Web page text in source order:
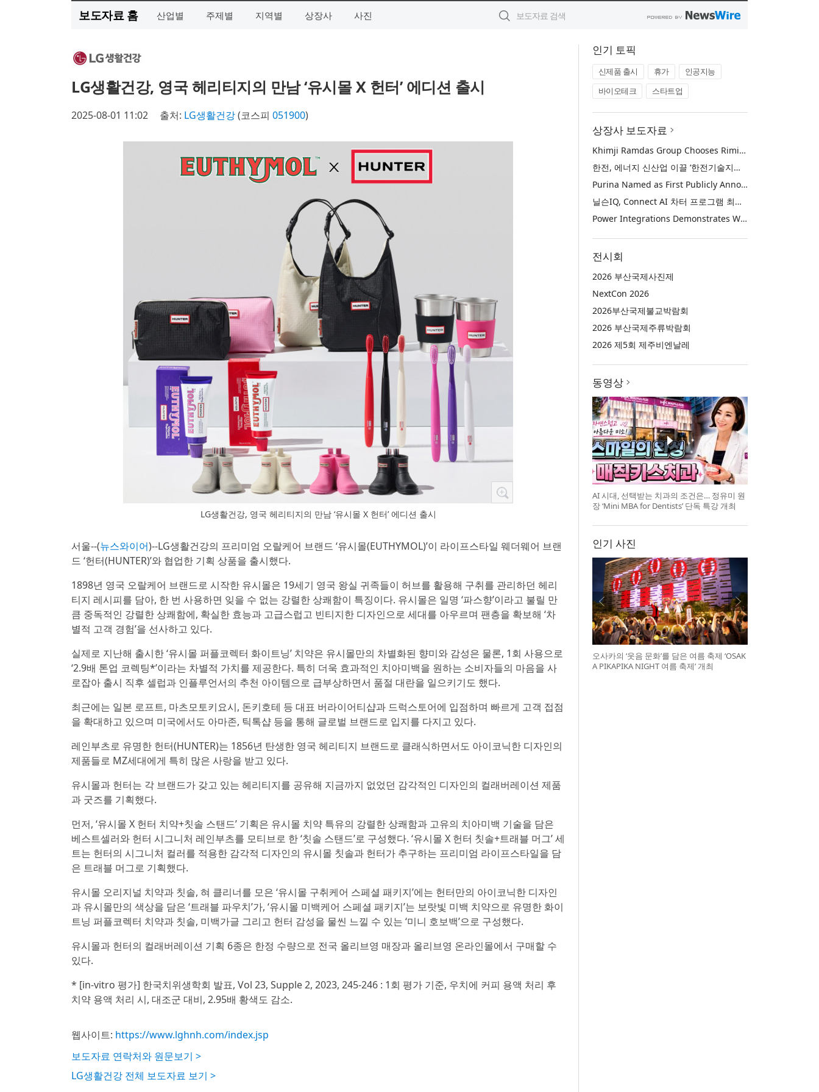
보도자료 홈 산업별 주제별 지역별 상장사 사진
LG생활건강, 영국 헤리티지의 만남 ‘유시몰 X 헌터’ 에디션 출시
2025-08-01 11:02 출처: LG생활건강(코스피 051900)
LG생활건강, 영국 헤리티지의 만남 ‘유시몰 X 헌터’ 에디션 출시
서울--(뉴스와이어)--LG생활건강의 프리미엄 오랄케어 브랜드 ‘유시몰(EUTHYMOL)’이 라이프스타일 웨더웨어 브랜
드 ‘헌터(HUNTER)’와 협업한 기획 상품을 출시했다.
1898년 영국 오랄케어 브랜드로 시작한 유시몰은 19세기 영국 왕실 귀족들이 허브를 활용해 구취를 관리하던 헤리
티지 레시피를 담아, 한 번 사용하면 잊을 수 없는 강렬한 상쾌함이 특징이다. 유시몰은 일명 ‘파스향’이라고 불릴 만
큼 중독적인 강렬한 상쾌함에, 확실한 효능과 고급스럽고 빈티지한 디자인으로 세대를 아우르며 팬층을 확보해 ‘차
별적 고객 경험’을 선사하고 있다.
실제로 지난해 출시한 ‘유시몰 퍼플코렉터 화이트닝’ 치약은 유시몰만의 차별화된 향미와 감성은 물론, 1회 사용으로
‘2.9배 톤업 코렉팅*’이라는 차별적 가치를 제공한다. 특히 더욱 효과적인 치아미백을 원하는 소비자들의 마음을 사
로잡아 출시 직후 셀럽과 인플루언서의 추천 아이템으로 급부상하면서 품절 대란을 일으키기도 했다.
최근에는 일본 로프트, 마츠모토키요시, 돈키호테 등 대표 버라이어티샵과 드럭스토어에 입점하며 빠르게 고객 접점
을 확대하고 있으며 미국에서도 아마존, 틱톡샵 등을 통해 글로벌 브랜드로 입지를 다지고 있다.
레인부츠로 유명한 헌터(HUNTER)는 1856년 탄생한 영국 헤리티지 브랜드로 클래식하면서도 아이코닉한 디자인의
제품들로 MZ세대에게 특히 많은 사랑을 받고 있다.
유시몰과 헌터는 각 브랜드가 갖고 있는 헤리티지를 공유해 지금까지 없었던 감각적인 디자인의 컬래버레이션 제품
과 굿즈를 기획했다.
먼저, ‘유시몰 X 헌터 치약+칫솔 스탠드’ 기획은 유시몰 치약 특유의 강렬한 상쾌함과 고유의 치아미백 기술을 담은
베스트셀러와 헌터 시그니처 레인부츠를 모티브로 한 ‘칫솔 스탠드’로 구성했다. ‘유시몰 X 헌터 칫솔+트래블 머그’ 세
트는 헌터의 시그니처 컬러를 적용한 감각적 디자인의 유시몰 칫솔과 헌터가 추구하는 프리미엄 라이프스타일을 담
은 트래블 머그로 기획했다.
유시몰 오리지널 치약과 칫솔, 혀 클리너를 모은 ‘유시몰 구취케어 스페셜 패키지’에는 헌터만의 아이코닉한 디자인
과 유시몰만의 색상을 담은 ‘트래블 파우치’가, ‘유시몰 미백케어 스페셜 패키지’는 보랏빛 미백 치약으로 유명한 화이
트닝 퍼플코렉터 치약과 칫솔, 미백가글 그리고 헌터 감성을 물씬 느낄 수 있는 ‘미니 호보백’으로 구성했다.
유시몰과 헌터의 컬래버레이션 기획 6종은 한정 수량으로 전국 올리브영 매장과 올리브영 온라인몰에서 구매할 수
있다.
* [in-vitro 평가] 한국치위생학회 발표, Vol 23, Supple 2, 2023, 245-246 : 1회 평가 기준, 우치에 커피 용액 처리 후
치약 용액 처리 시, 대조군 대비, 2.95배 황색도 감소.
웹사이트: https://www.lghnh.com/index.jsp
보도자료 연락처와 원문보기 >
LG생활건강 전체 보도자료 보기 >
인기 토픽
신제품 출시 휴가
인공지능
바이오테크
스타트업
상장사 보도자료
Khimji Ramdas Group Chooses Rimini Street to Reduce SAP Support Costs, Protect 700+ Customizations and Reinvest Savings in Innovation
한전, 에너지 신산업 이끌 ‘한전기술지주’ 공식 출범
Purina Named as First Publicly Announced NIQ ConnectAI Charter Client
닐슨IQ, Connect AI 차터 프로그램 최초 고객사 ‘퓨리나’ 선정
Power Integrations Demonstrates World’s First 2200 V GaN Technology for Next-Era High-Voltage Power Systems
전시회
2026 부산국제사진제
NextCon 2026
2026부산국제불교박람회
2026 부산국제주류박람회
2026 제5회 제주비엔날레
동영상
AI 시대, 선택받는 치과의 조건은… 정유미 원
장 ‘Mini MBA for Dentists’ 단독 특강 개최
인기 사진
오사카의 ‘웃음 문화’를 담은 여름 축제 ‘OSAK
A PIKAPIKA NIGHT 여름 축제’ 개최